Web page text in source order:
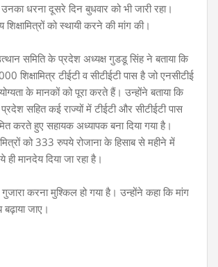
धरना दूसरे दिन बुधवार को भी जारी रहा।
शिक्षामित्रों को स्थायी करने की मांग की।
समिति के प्रदेश अध्यक्ष गुडडू सिंह ने बताया कि
शिक्षामित्र टीईटी व सीटीईटी पास है जो एनसीटीई
के मानकों को पूरा करते हैं। उन्होंने बताया कि
सहित कई राज्यों में टीईटी और सीटीईटी पास
करते हुए सहायक अध्यापक बना दिया गया है।
को 333 रुपये रोजाना के हिसाब से महीने में
मानदेय दिया जा रहा है।
करना मुश्किल हो गया है। उन्होंने कहा कि मांग
जाए।